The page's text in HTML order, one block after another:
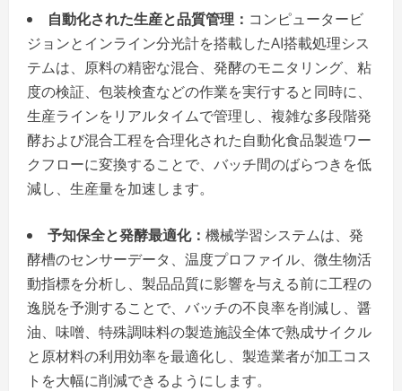
自動化された生産と品質管理： コンピュータービ
ジョンとインライン分光計を搭載したAI搭載処理シス
テムは、原料の精密な混合、発酵のモニタリング、粘
度の検証、包装検査などの作業を実行すると同時に、
生産ラインをリアルタイムで管理し、複雑な多段階発
酵および混合工程を合理化された自動化食品製造ワー
クフローに変換することで、バッチ間のばらつきを低
減し、生産量を加速します。
予知保全と発酵最適化： 機械学習システムは、発
酵槽のセンサーデータ、温度プロファイル、微生物活
動指標を分析し、製品品質に影響を与える前に工程の
逸脱を予測することで、バッチの不良率を削減し、醤
油、味噌、特殊調味料の製造施設全体で熟成サイクル
と原材料の利用効率を最適化し、製造業者が加工コス
トを大幅に削減できるようにします。